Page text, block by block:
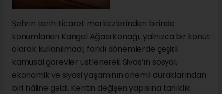
Şehrin tarihi ticaret merkezlerinden birinde
konumlanan Kangal Ağası Konağı, yalnızca bir konut
olarak kullanılmadı; farklı dönemlerde çeşitli
kamusal görevler üstlenerek Sivas’ın sosyal,
ekonomik ve siyasi yaşamının önemli duraklarından
biri hâline geldi. Kentin değişen yapısına tanıklık